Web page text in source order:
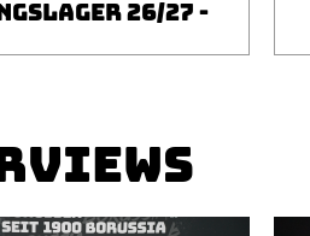
26/27 -